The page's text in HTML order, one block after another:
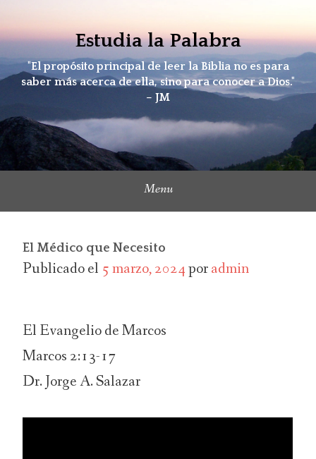
to
content
Estudia la Palabra
"El propósito principal de leer la Biblia no es para
saber más acerca de ella, sino para conocer a Dios."
– JM
Menu
El Médico que Necesito
Publicado el 5 marzo, 2024poradmin
El Evangelio de Marcos
Marcos 2:13-17
Dr. Jorge A. Salazar